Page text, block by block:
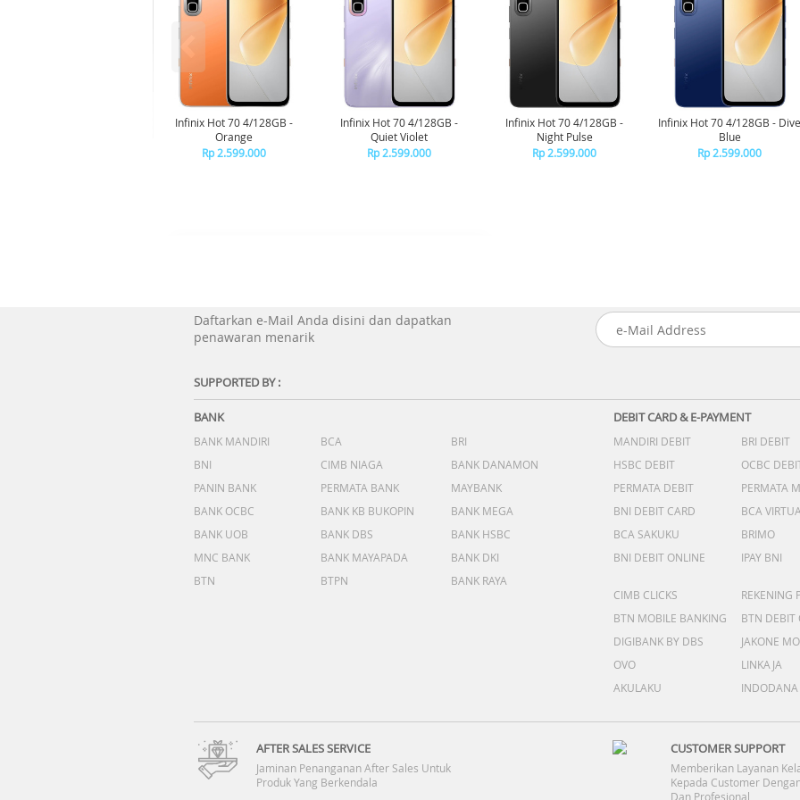
Infinix Hot 70 4/128GB -
Orange
Rp 2.599.000
Infinix Hot 70 4/128GB -
Quiet Violet
Rp 2.599.000
Infinix Hot 70 4/128GB -
Night Pulse
Rp 2.599.000
Infinix Hot 70 4/128GB - Dive
Blue
Rp 2.599.000
Daftarkan e-Mail Anda disini dan dapatkan
penawaran menarik
SUPPORTED BY :
BANK
BANK MANDIRI BCA
BRI
BNI
CIMB NIAGA
BANK DANAMON
PANIN BANK
PERMATA BANK
MAYBANK
BANK OCBC
BANK KB BUKOPIN
BANK MEGA
BANK UOB
BANK DBS
BANK HSBC
MNC BANK
BANK MAYAPADA
BANK DKI
BTN
BTPN BANK RAYA
DEBIT CARD & E-PAYMENT
MANDIRI DEBIT BRI DEBIT
HSBC DEBIT
OCBC
PERMATA DEBIT
PERMATA
BNI DEBIT CARD
BCA
BCA SAKUKU
BRIMO
BNI DEBIT ONLINE
IPAY BNI
CIMB CLICKS
REKENING
BTN MOBILE BANKING
BTN DEBIT
DIGIBANK BY DBS
JAKONE
OVO
LINKAJA
AKULAKU
INDODANA
AFTER SALES SERVICE
Jaminan Penanganan After Sales Untuk
Produk Yang Berkendala
CUSTOMER SUPPORT
Memberikan Layanan
Kepada Customer
Dan Profesional